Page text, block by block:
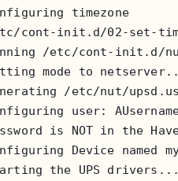
timezone
init.d/02-set-
/etc/cont-init.d/
mode to
/etc/nut/
user:
is NOT in the
Device named
the UPS drivers...